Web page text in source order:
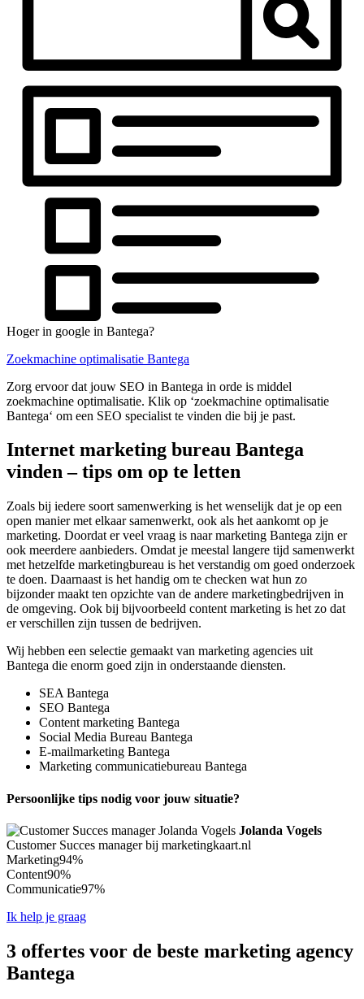
Hoger in google in Bantega?
Zoekmachine optimalisatie Bantega
Zorg ervoor dat jouw SEO in Bantega in orde is middel
zoekmachine optimalisatie. Klik op ‘zoekmachine optimalisatie
Bantega‘ om een SEO specialist te vinden die bij je past.
Internet marketing bureau Bantega
vinden – tips om op te letten
Zoals bij iedere soort samenwerking is het wenselijk dat je op een
open manier met elkaar samenwerkt, ook als het aankomt op je
marketing. Doordat er veel vraag is naar marketing Bantega zijn er
ook meerdere aanbieders. Omdat je meestal langere tijd samenwerkt
met hetzelfde marketingbureau is het verstandig om goed onderzoek
te doen. Daarnaast is het handig om te checken wat hun zo
bijzonder maakt ten opzichte van de andere marketingbedrijven in
de omgeving. Ook bij bijvoorbeeld content marketing is het zo dat
er verschillen zijn tussen de bedrijven.
Wij hebben een selectie gemaakt van marketing agencies uit
Bantega die enorm goed zijn in onderstaande diensten.
SEA Bantega
SEO Bantega
Content marketing Bantega
Social Media Bureau Bantega
E-mailmarketing Bantega
Marketing communicatiebureau Bantega
Persoonlijke tips nodig voor jouw situatie?
Jolanda Vogels
Customer Succes manager bij marketingkaart.nl
Marketing94%
Content90%
Communicatie97%
Ik help je graag
3 offertes voor de beste marketing agency
Bantega